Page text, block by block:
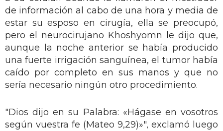
de información al cabo de una hora y media de
estar su esposo en cirugía, ella se preocupó,
pero el neurocirujano Khoshyomn le dijo que,
aunque la noche anterior se había producido
una fuerte irrigación sanguínea, el tumor había
caído por completo en sus manos y que no
sería necesario ningún otro procedimiento.
"Dios dijo en su Palabra: «Hágase en vosotros
según vuestra fe (Mateo 9,29)»", exclamó luego